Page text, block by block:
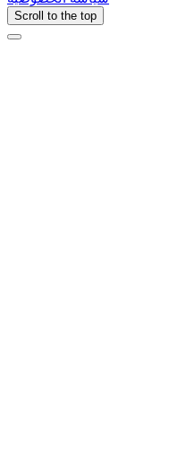
Scroll to the top